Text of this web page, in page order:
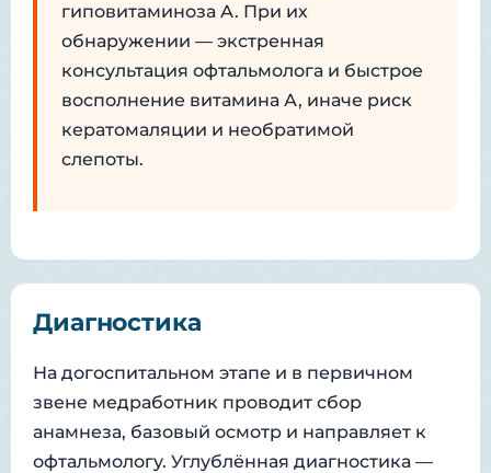
гиповитаминоза А. При их
обнаружении — экстренная
консультация офтальмолога и быстрое
восполнение витамина А, иначе риск
кератомаляции и необратимой
слепоты.
Диагностика
На догоспитальном этапе и в первичном
звене медработник проводит сбор
анамнеза, базовый осмотр и направляет к
офтальмологу. Углублённая диагностика —